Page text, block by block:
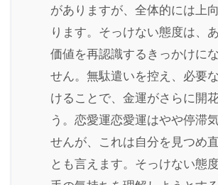
がありますが、全体的には上
ります。そっけない態度は、
価値を再認識するきっかけに
せん。無駄遣いを控え、必要
けることで、金運がさらに開
う。恋愛運恋愛運はやや停滞
せんが、これは自分を見つめ
とも言えます。そっけない態